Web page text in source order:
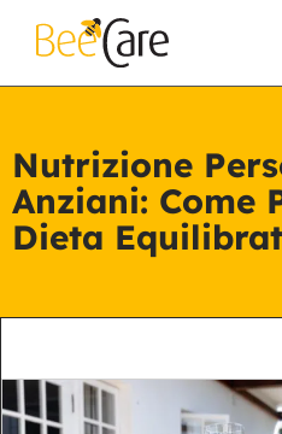
Nutrizione
Anziani: Come
Dieta